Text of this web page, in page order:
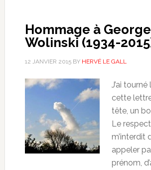
Hommage à
Wolinski (1934-
12 JANVIER 2015BY HERVÉ LE GALL
J’ai
cette
tête, un
Le
m’interdit
appeler
prénom,